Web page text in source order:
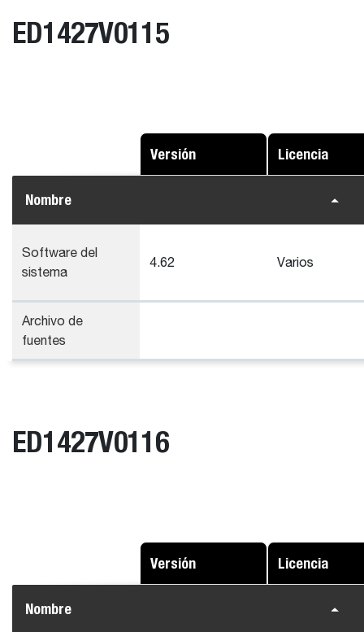
ED1427V0115
Versión Licencia
Nombre
Software del
sistema
4.62 Varios
Archivo de
fuentes
ED1427V0116
Versión Licencia
Nombre